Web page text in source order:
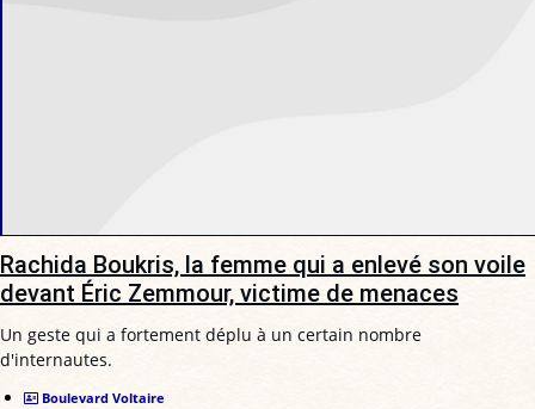
Rachida Boukris, la femme qui a enlevé son voile
devant Éric Zemmour, victime de menaces
Un geste qui a fortement déplu à un certain nombre
d'internautes.
Boulevard Voltaire